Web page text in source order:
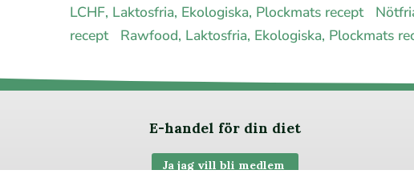
LCHF, Laktosfria, Ekologiska, Plockmats recept
recept
Rawfood, Laktosfria, Ekologiska, Plockmats
E-handel för din diet
Ja jag vill bli medlem